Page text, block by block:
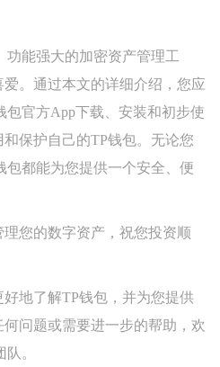
功能强大的加密资产管理工
。通过本文的详细介绍，您应
包官方App下载、安装和初步使
保护自己的TP钱包。无论您
包都能为您提供一个安全、便
您的数字资产，祝您投资顺
地了解TP钱包，并为您提供
问题或需要进一步的帮助，欢
。